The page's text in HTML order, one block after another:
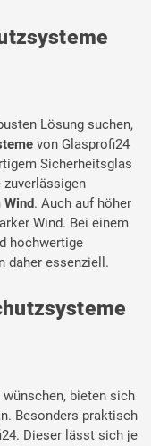
Lösung suchen,
von Glasprofi24
Sicherheitsglas
Wind. Auch auf höher
Wind. Bei einem
hochwertige
daher essenziell.
bieten sich
Besonders praktisch
Dieser lässt sich je